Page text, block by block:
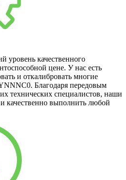
уровень качественного
цене. У нас есть
и откалибровать многие
Благодаря передовым
технических специалистов, наши
качественно выполнить любой